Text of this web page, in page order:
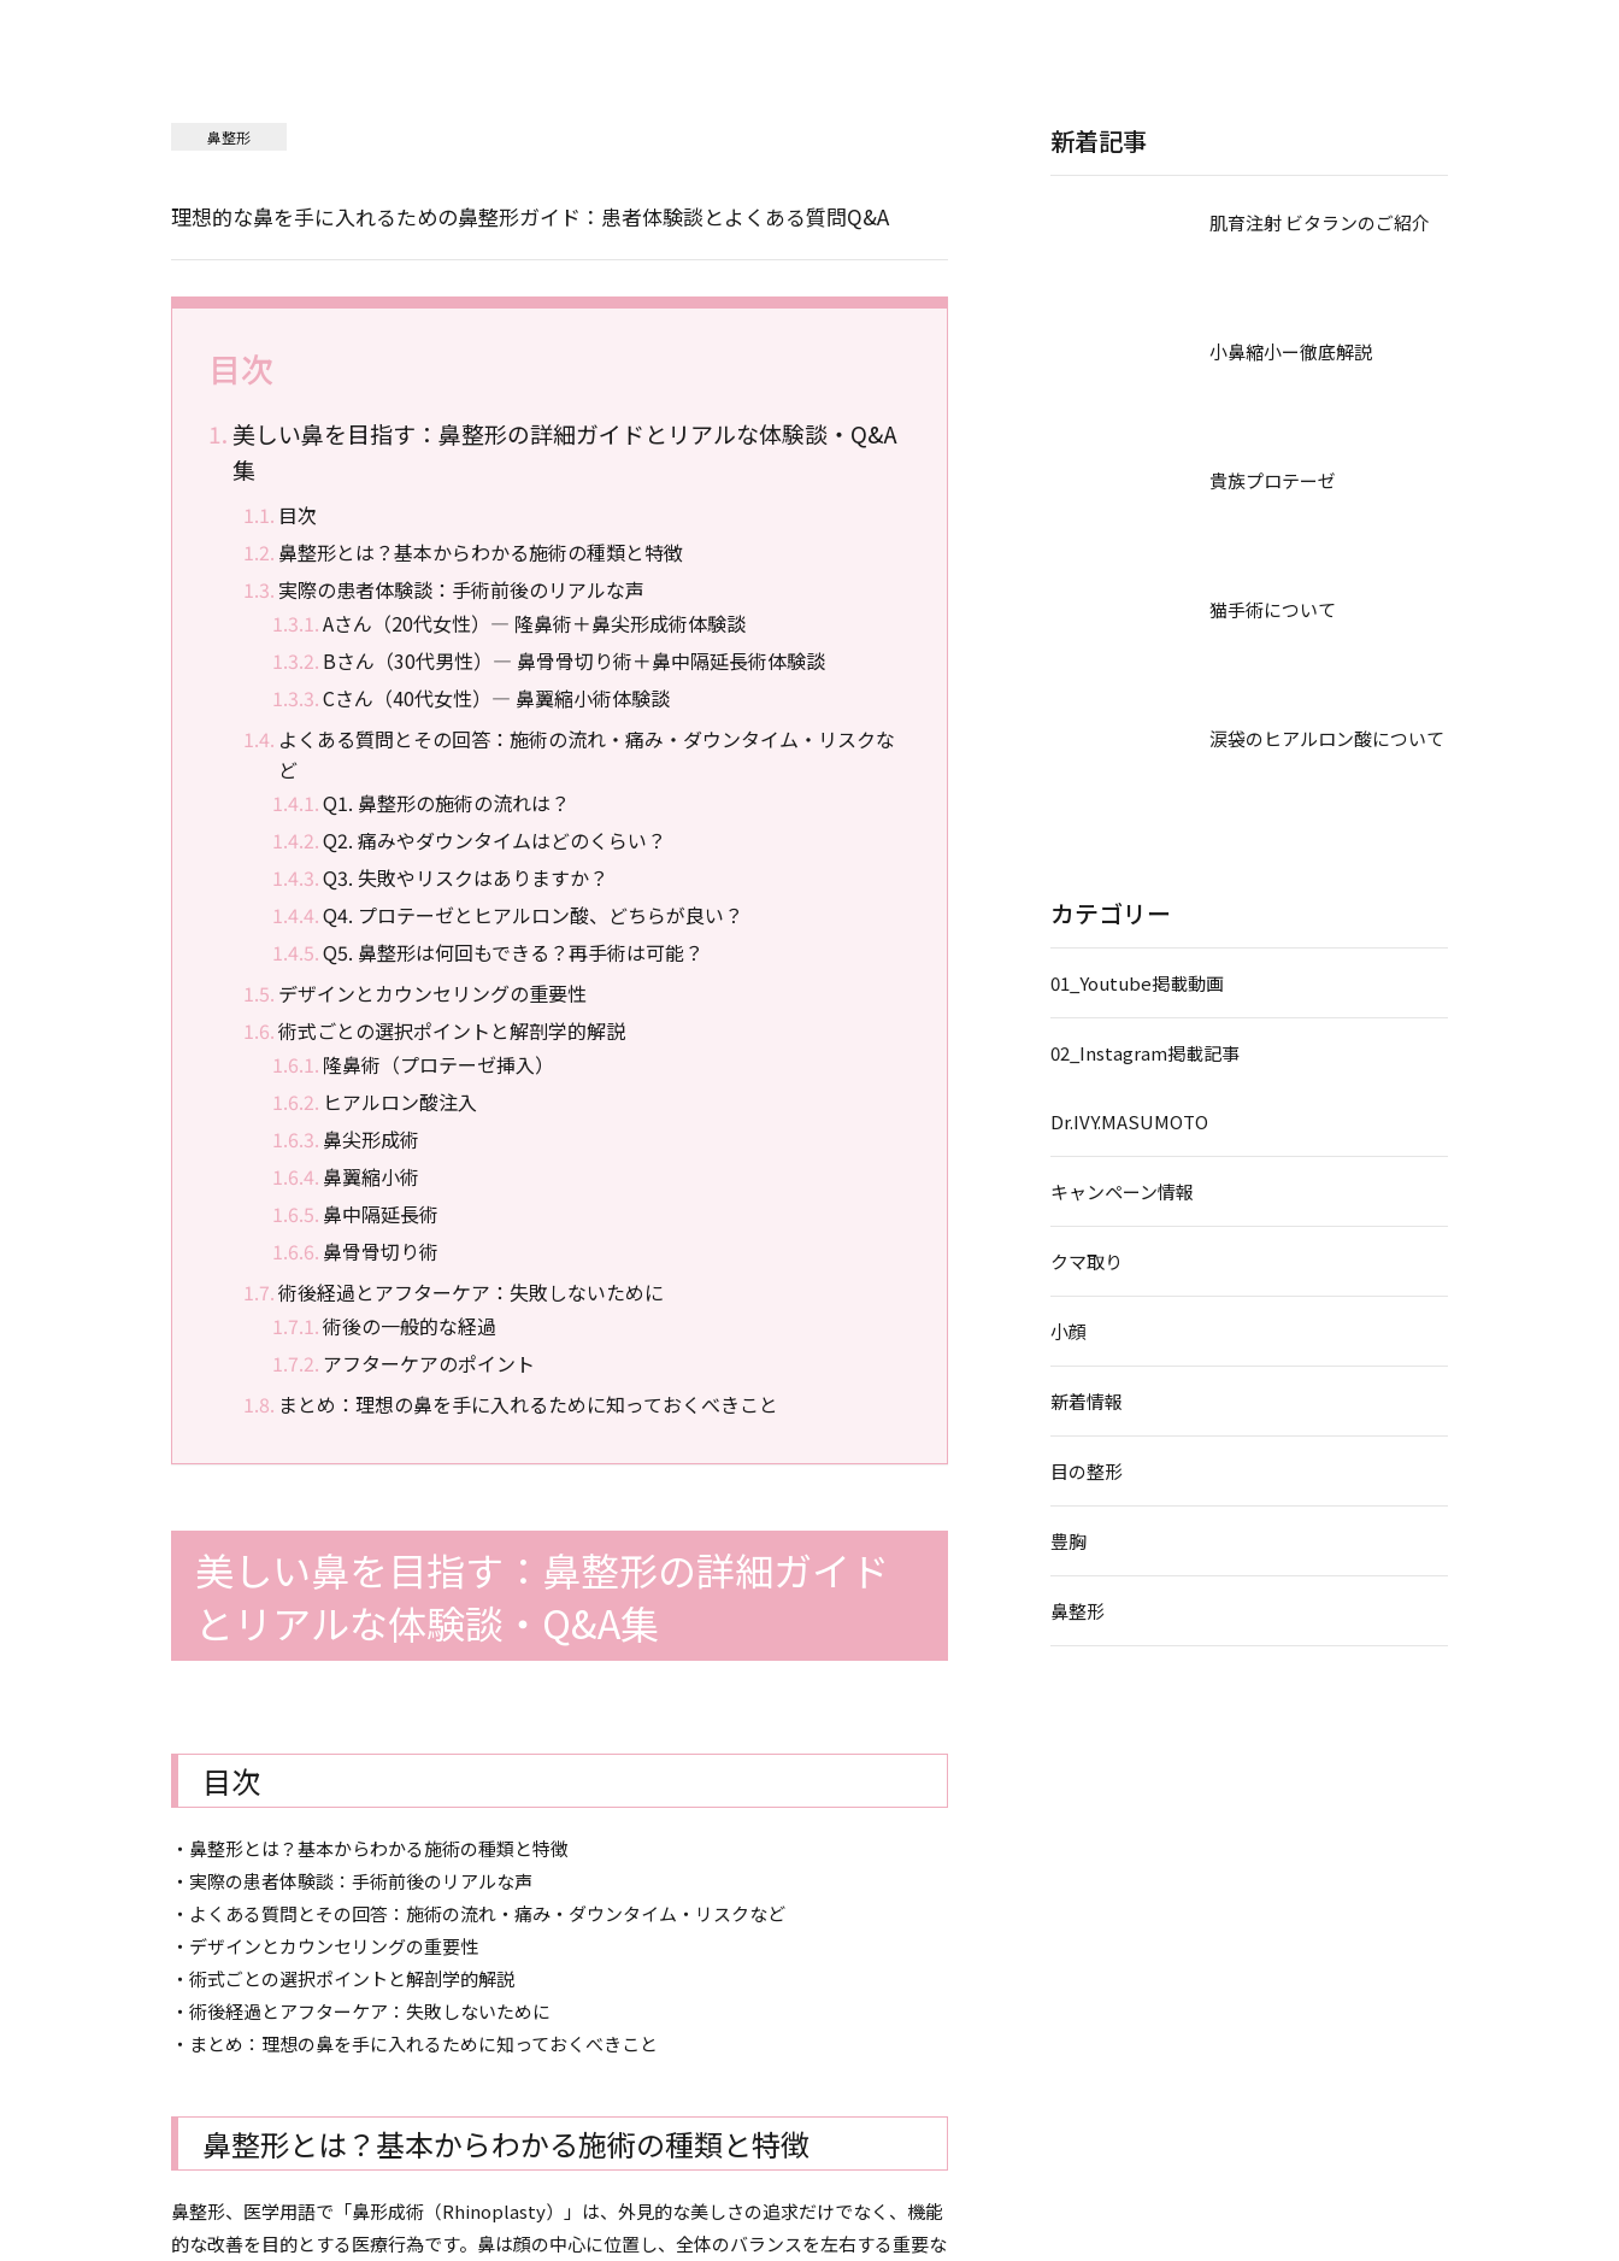
鼻整形
理想的な鼻を手に入れるための鼻整形ガイド：患者体験談とよくある質問Q&A
目次
美しい鼻を目指す：鼻整形の詳細ガイドとリアルな体験談・Q&A
集
目次
鼻整形とは？基本からわかる施術の種類と特徴
実際の患者体験談：手術前後のリアルな声
Aさん（20代女性）― 隆鼻術＋鼻尖形成術体験談
Bさん（30代男性）― 鼻骨骨切り術＋鼻中隔延長術体験談
Cさん（40代女性）― 鼻翼縮小術体験談
よくある質問とその回答：施術の流れ・痛み・ダウンタイム・リスクな
ど
Q1. 鼻整形の施術の流れは？
Q2. 痛みやダウンタイムはどのくらい？
Q3. 失敗やリスクはありますか？
Q4. プロテーゼとヒアルロン酸、どちらが良い？
Q5. 鼻整形は何回もできる？再手術は可能？
デザインとカウンセリングの重要性
術式ごとの選択ポイントと解剖学的解説
隆鼻術（プロテーゼ挿入）
ヒアルロン酸注入
鼻尖形成術
鼻翼縮小術
鼻中隔延長術
鼻骨骨切り術
術後経過とアフターケア：失敗しないために
術後の一般的な経過
アフターケアのポイント
まとめ：理想の鼻を手に入れるために知っておくべきこと
美しい鼻を目指す：鼻整形の詳細ガイド
とリアルな体験談・Q&A集
目次
・鼻整形とは？基本からわかる施術の種類と特徴
・実際の患者体験談：手術前後のリアルな声
・よくある質問とその回答：施術の流れ・痛み・ダウンタイム・リスクなど
・デザインとカウンセリングの重要性
・術式ごとの選択ポイントと解剖学的解説
・術後経過とアフターケア：失敗しないために
・まとめ：理想の鼻を手に入れるために知っておくべきこと
鼻整形とは？基本からわかる施術の種類と特徴
鼻整形、医学用語で「鼻形成術（Rhinoplasty）」は、外見的な美しさの追求だけでなく、機能
的な改善を目的とする医療行為です。鼻は顔の中心に位置し、全体のバランスを左右する重要な
新着記事
肌育注射 ビタランのご紹介
小鼻縮小ー徹底解説
貴族プロテーゼ
猫手術について
涙袋のヒアルロン酸について
カテゴリー
01_Youtube掲載動画
02_Instagram掲載記事
Dr.IVY.MASUMOTO
キャンペーン情報
クマ取り
小顔
新着情報
目の整形
豊胸
鼻整形